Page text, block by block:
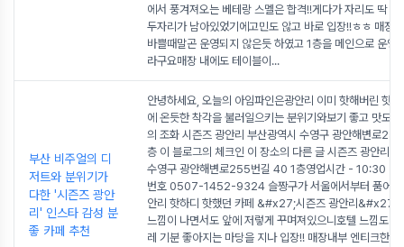
에서 풍겨져오는 베테랑 스멜은 합격!!게다가 자리도 딱 저
두자리가 남아있었기에고민도 않고 바로 입장!!ㅎㅎ 매장
바쁠때말곤 운영되지 않은듯 하였고 1층을 메인으로 운영
라구요매장 내에도 테이블이 ...
부산 비주얼의 디
저트와 분위기가
다한 '시즌즈 광안
리' 인스타 감성 분
좋 카페 추천
안녕하세요, 오늘의 아임파인은광안리 이미 핫해버린 핫
에 온듯한 착각을 불러일으키는 분위기와보기 좋고 맛도
의 조화 시즌즈 광안리 부산광역시 수영구 광안해변로
층 이 블로그의 체크인 이 장소의 다른 글 시즌즈 광안리
수영구 광안해변로255번길 40 1층영업시간 - 10:30 ~
번호 0507-1452-9324 슬짱구가 서울에서부터 품어
안리 핫하디 핫했던 카페 &#x27;시즌즈 광안리&#x27;
느낌이 나면서도 앞에 저렇게 꾸며져있으니호텔 느낌도
레 기분 좋아지는 마당을 지나 입장!! 매장내부 엔티크한